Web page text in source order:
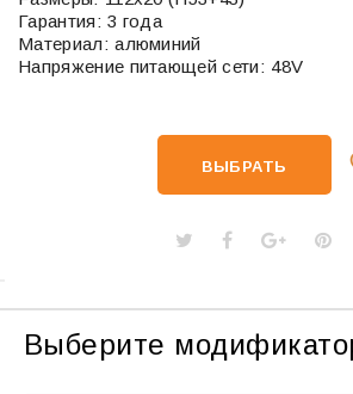
Гарантия: 3 года
Материал: алюминий
Напряжение питающей сети: 48V
ВЫБРАТЬ
Выберите